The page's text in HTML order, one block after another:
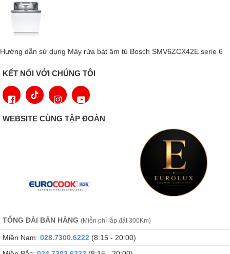
trong 58 phút
1 của Miele giúp bát đĩasạch hoàn hảochỉ trong
giờ
, mà không ảnh hưởng đến chất lượng làm sạch.
Hướng dẫn sử dụng Máy rửa bát âm tủ Bosch SMV6ZCX42E serie 6
KẾT NỐI VỚI CHÚNG TÔI
WEBSITE CÙNG TẬP ĐOÀN
TỔNG ĐÀI BÁN HÀNG (Miễn phí lắp đặt 300Km)
Miền Nam: 028.7300.6222 (8:15 - 20:00)